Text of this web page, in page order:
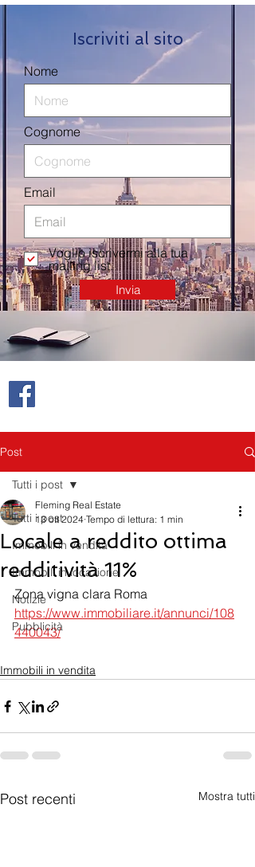
Iscriviti al sito
Nome
Cognome
Email
Voglio iscrivermi alla tua
mailing list.
Invia
Post
Tutti i post
Immobili in vendita
Immobili in locazione
Notizie
Pubblicità
Tutti i post
Locale a reddito ottima
redditività 11%
Fleming Real Estate
13 ott 2024 Tempo di lettura: 1 min
Zona vigna clara Roma
https://www.immobiliare.it/annunci/108
440043/
Immobili in vendita
Post recenti Mostra tutti